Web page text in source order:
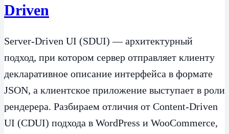
Driven
Server-Driven UI (SDUI) — архитектурный
подход, при котором сервер отправляет клиенту
декларативное описание интерфейса в формате
JSON, а клиентское приложение выступает в роли
рендерера. Разбираем отличия от Content-Driven
UI (CDUI) подхода в WordPress и WooCommerce,